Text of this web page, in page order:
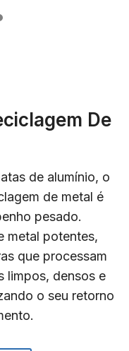
De
de alumínio, o
de metal é
pesado.
metal potentes,
que processam
limpos, densos e
o seu retorno